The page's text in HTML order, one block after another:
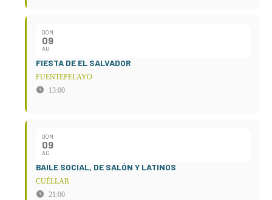
DOM
09
AG
FIESTA DE EL SALVADOR
FUENTEPELAYO
13:00
DOM
09
AG
BAILE SOCIAL, DE SALÓN Y LATINOS
CUÉLLAR
21:00